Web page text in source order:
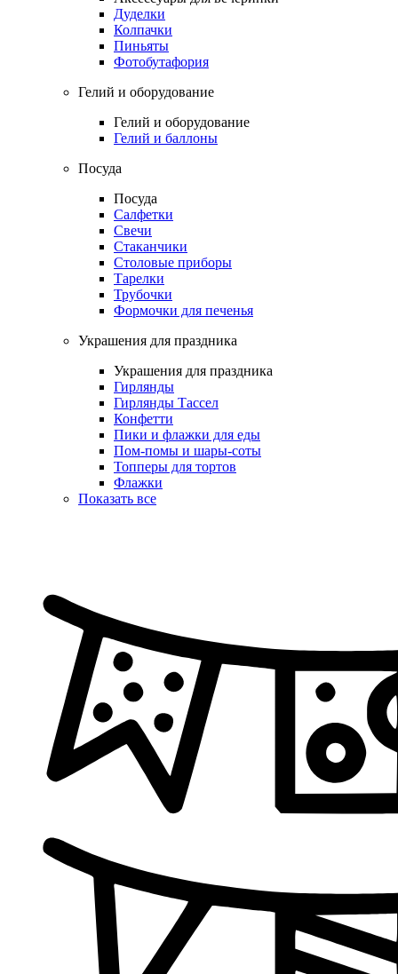
Дуделки
Колпачки
Пиньяты
Фотобутафория
Гелий и оборудование
Гелий и оборудование
Гелий и баллоны
Посуда
Посуда
Салфетки
Свечи
Стаканчики
Столовые приборы
Тарелки
Трубочки
Формочки для печенья
Украшения для праздника
Украшения для праздника
Гирлянды
Гирлянды Тассел
Конфетти
Пики и флажки для еды
Пом-помы и шары-соты
Топперы для тортов
Флажки
Показать все